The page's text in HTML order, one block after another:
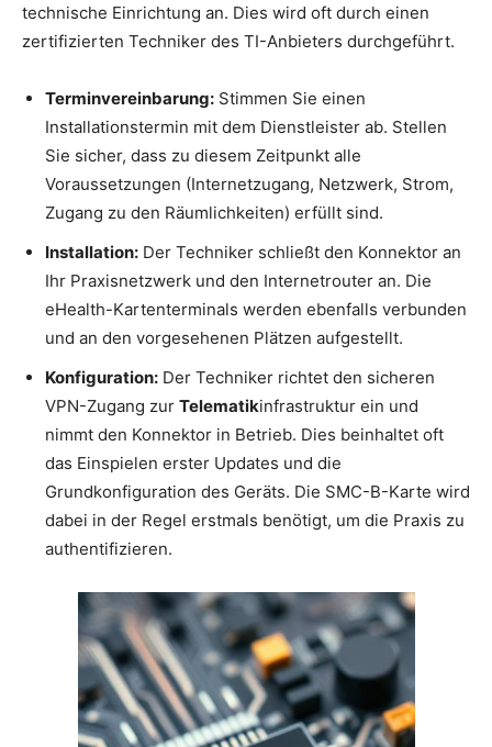
technische Einrichtung an. Dies wird oft durch einen
zertifizierten Techniker des TI-Anbieters durchgeführt.
Terminvereinbarung: Stimmen Sie einen
Installationstermin mit dem Dienstleister ab. Stellen
Sie sicher, dass zu diesem Zeitpunkt alle
Voraussetzungen (Internetzugang, Netzwerk, Strom,
Zugang zu den Räumlichkeiten) erfüllt sind.
Installation: Der Techniker schließt den Konnektor an
Ihr Praxisnetzwerk und den Internetrouter an. Die
eHealth-Kartenterminals werden ebenfalls verbunden
und an den vorgesehenen Plätzen aufgestellt.
Konfiguration: Der Techniker richtet den sicheren
VPN-Zugang zur Telematikinfrastruktur ein und
nimmt den Konnektor in Betrieb. Dies beinhaltet oft
das Einspielen erster Updates und die
Grundkonfiguration des Geräts. Die SMC-B-Karte wird
dabei in der Regel erstmals benötigt, um die Praxis zu
authentifizieren.